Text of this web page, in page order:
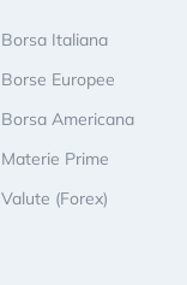
Borsa Italiana
Borse Europee
Borsa Americana
Materie Prime
Valute (Forex)